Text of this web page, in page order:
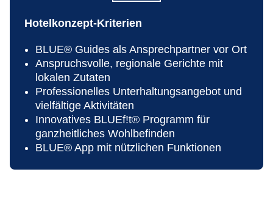
Hotelkonzept-Kriterien
BLUE® Guides als Ansprechpartner vor Ort
Anspruchsvolle, regionale Gerichte mit
lokalen Zutaten
Professionelles Unterhaltungsangebot und
vielfältige Aktivitäten
Innovatives BLUEf!t® Programm für
ganzheitliches Wohlbefinden
BLUE® App mit nützlichen Funktionen